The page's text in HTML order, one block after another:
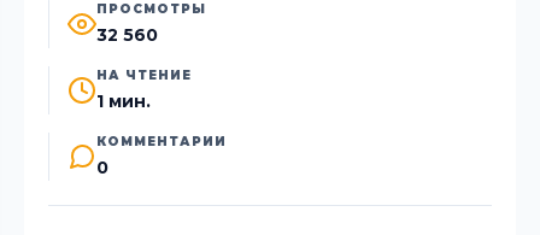
ПРОСМОТРЫ
32 560
НА ЧТЕНИЕ
1 мин.
КОММЕНТАРИИ
0